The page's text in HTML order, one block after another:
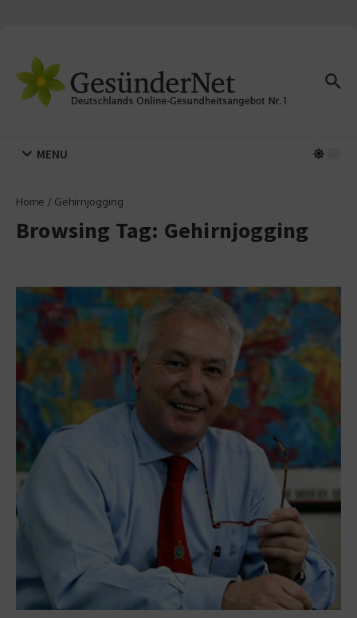
MENU
Home / Gehirnjogging
Browsing Tag: Gehirnjogging